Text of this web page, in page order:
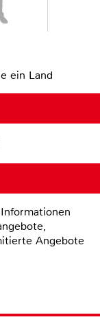
ein Land
Angebote